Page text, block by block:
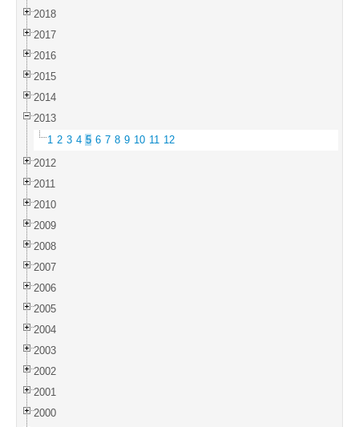
2018
2017
2016
2015
2014
2013
1 2 3 4 5 6 7 8 9 10 11 12
2012
2011
2010
2009
2008
2007
2006
2005
2004
2003
2002
2001
2000